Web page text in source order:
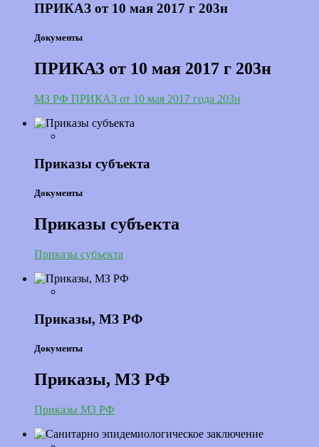
ПРИКАЗ от 10 мая 2017 г 203н
Документы
ПРИКАЗ от 10 мая 2017 г 203н
МЗ РФ ПРИКАЗ от 10 мая 2017 года 203н
Приказы субъекта
Документы
Приказы субъекта
Приказы субъекта
Приказы, МЗ РФ
Документы
Приказы, МЗ РФ
Приказы МЗ РФ